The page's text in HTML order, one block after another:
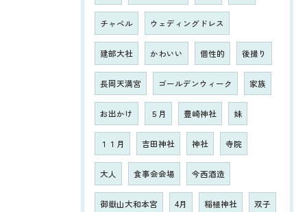
チャペル ウェディングドレス
建部大社 かわいい 個性的 後撮り
長岡天満宮 ゴールデンウィーク 家族
お出かけ ５月 豊崎神社 妹
１１月 吉田神社 神社 寺院
大人 食事会会場 今西酒造
御嶽山大和本宮 4月 稲植神社 双子